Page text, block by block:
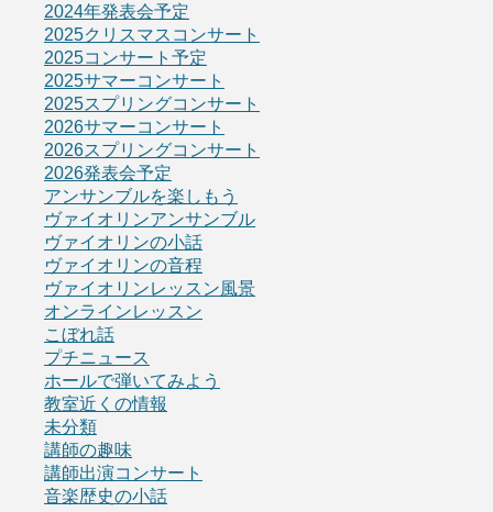
2024年発表会予定
2025クリスマスコンサート
2025コンサート予定
2025サマーコンサート
2025スプリングコンサート
2026サマーコンサート
2026スプリングコンサート
2026発表会予定
アンサンブルを楽しもう
ヴァイオリンアンサンブル
ヴァイオリンの小話
ヴァイオリンの音程
ヴァイオリンレッスン風景
オンラインレッスン
こぼれ話
プチニュース
ホールで弾いてみよう
教室近くの情報
未分類
講師の趣味
講師出演コンサート
音楽歴史の小話